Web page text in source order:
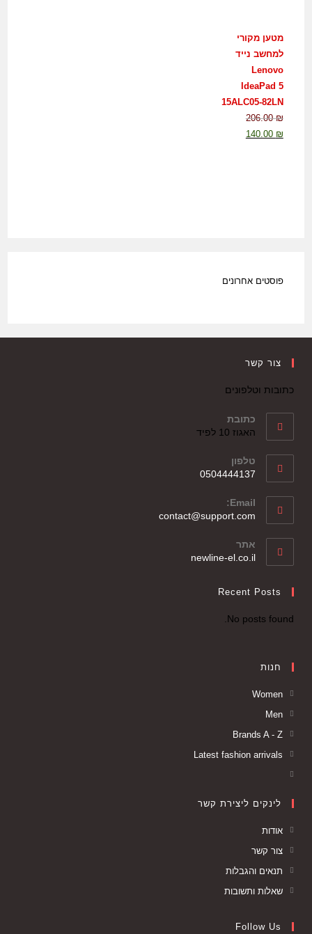
מטען מקורי
למחשב נייד
Lenovo
IdeaPad 5
15ALC05-82LN
206.00₪
140.00 ₪
פוסטים אחרונים
צור קשר
כתובות וטלפונים
כתובת
האגוז 10 לפיד
טלפון
0504444137
Email:
contact@support.com
אתר
newline-el.co.il
Recent Posts
No posts found.
חנות
Women
Men
Brands A - Z
Latest fashion arrivals
לינקים ליצירת קשר
אודות
צור קשר
תנאים והגבלות
שאלות ותשובות
Follow Us